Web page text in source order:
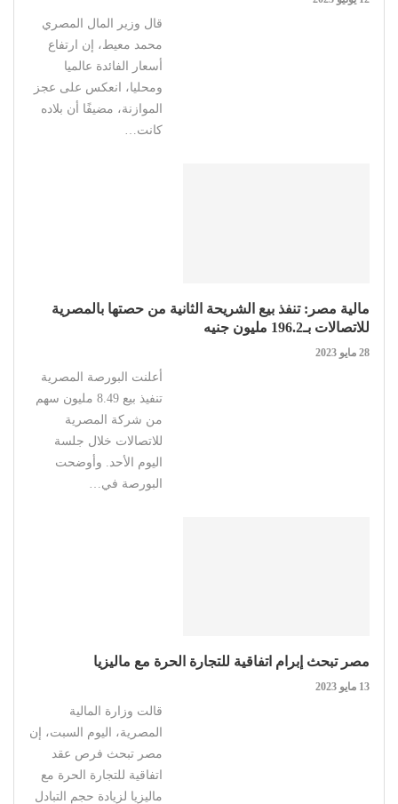
قال وزير المال المصري
محمد معيط، إن ارتفاع
أسعار الفائدة عالميا
ومحليا، انعكس على عجز
الموازنة، مضيفًا أن بلاده
كانت…
مالية مصر: تنفذ بيع الشريحة الثانية من حصتها بالمصرية
للاتصالات بـ196.2 مليون جنيه
28 مايو 2023
أعلنت البورصة المصرية
تنفيذ بيع 8.49 مليون سهم
من شركة المصرية
للاتصالات خلال جلسة
اليوم الأحد. وأوضحت
البورصة في…
مصر تبحث إبرام اتفاقية للتجارة الحرة مع ماليزيا
13 مايو 2023
قالت وزارة المالية
المصرية، اليوم السبت، إن
مصر تبحث فرص عقد
اتفاقية للتجارة الحرة مع
ماليزيا لزيادة حجم التبادل